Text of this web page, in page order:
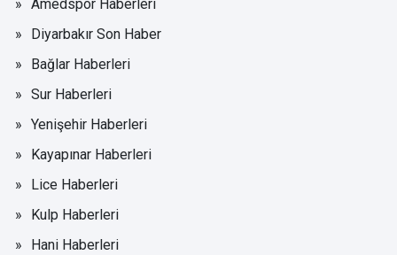
Amedspor Haberleri
Diyarbakır Son Haber
Bağlar Haberleri
Sur Haberleri
Yenişehir Haberleri
Kayapınar Haberleri
Lice Haberleri
Kulp Haberleri
Hani Haberleri